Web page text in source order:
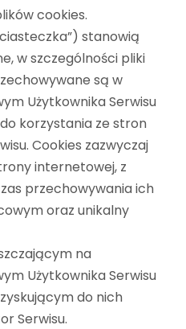
cookies.
stanowią
w szczególności pliki
są w
Użytkownika Serwisu
korzystania ze stron
Cookies zazwyczaj
internetowej, z
przechowywania ich
oraz unikalny
na
Użytkownika Serwisu
do nich
Serwisu.